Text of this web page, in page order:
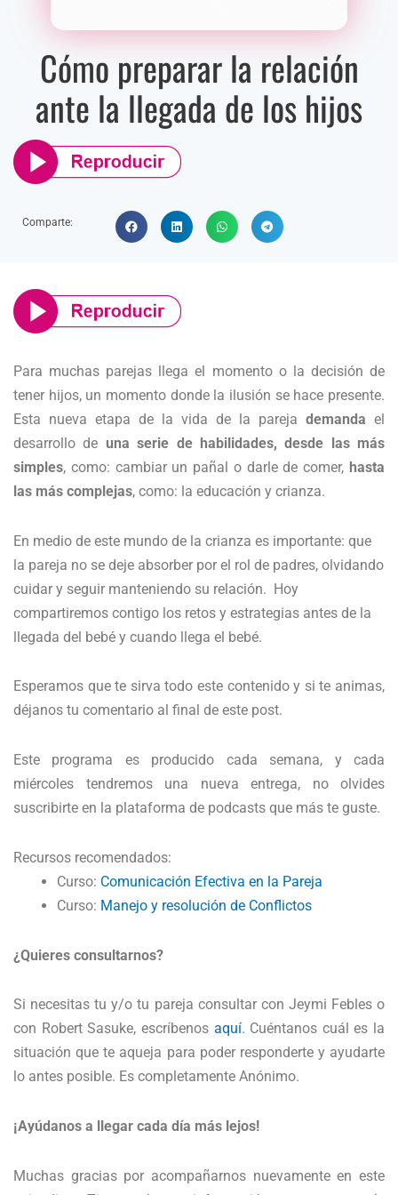
Cómo preparar la relación
ante la llegada de los hijos
Comparte:
Para muchas parejas llega el momento o la decisión de
tener hijos, un momento donde la ilusión se hace presente.
Esta nueva etapa de la vida de la pareja demanda el
desarrollo de una serie de habilidades, desde las más
simples, como: cambiar un pañal o darle de comer, hasta
las más complejas, como: la educación y crianza.
En medio de este mundo de la crianza es importante: que
la pareja no se deje absorber por el rol de padres, olvidando
cuidar y seguir manteniendo su relación. Hoy
compartiremos contigo los retos y estrategias antes de la
llegada del bebé y cuando llega el bebé.
Esperamos que te sirva todo este contenido y si te animas,
déjanos tu comentario al final de este post.
Este programa es producido cada semana, y cada
miércoles tendremos una nueva entrega, no olvides
suscribirte en la plataforma de podcasts que más te guste.
Recursos recomendados:
Curso: Comunicación Efectiva en la Pareja
Curso: Manejo y resolución de Conflictos
¿Quieres consultarnos?
Si necesitas tu y/o tu pareja consultar con Jeymi Febles o
con Robert Sasuke, escríbenos aquí. Cuéntanos cuál es la
situación que te aqueja para poder responderte y ayudarte
lo antes posible. Es completamente Anónimo.
¡Ayúdanos a llegar cada día más lejos!
Muchas gracias por acompañarnos nuevamente en este